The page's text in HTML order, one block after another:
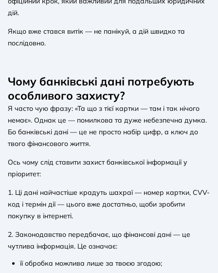
дій.
Якщо вже стався витік — не панікуй, а дій швидко та
послідовно.
Чому банківські дані потребують
особливого захисту?
Я часто чую фразу: «Та що з тієї картки — там і так нічого
немає». Однак це — помилкова та дуже небезпечна думка.
Бо банківські дані — це не просто набір цифр, а ключ до
твого фінансового життя.
Ось чому слід ставити захист банківської інформації у
пріоритет:
1. Ці дані найчастіше крадуть шахраї — номер картки, CVV-
код і термін дії — цього вже достатньо, щоби зробити
покупку в інтернеті.
2. Законодавство передбачає, що фінансові дані — це
чутлива інформація. Це означає:
її обробка можлива лише за твоєю згодою;